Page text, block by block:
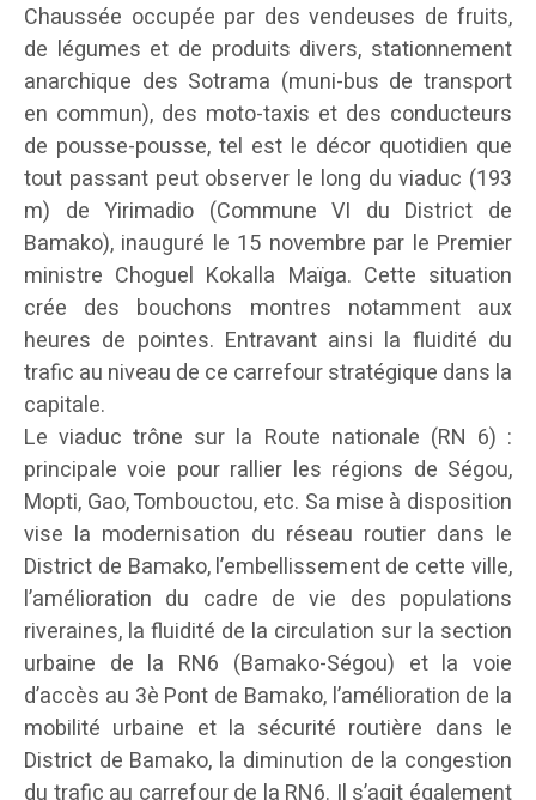
Chaussée occupée par des vendeuses de fruits,
de légumes et de produits divers, stationnement
anarchique des Sotrama (muni-bus de transport
en commun), des moto-taxis et des conducteurs
de pousse-pousse, tel est le décor quotidien que
tout passant peut observer le long du viaduc (193
m) de Yirimadio (Commune VI du District de
Bamako), inauguré le 15 novembre par le Premier
ministre Choguel Kokalla Maïga. Cette situation
crée des bouchons montres notamment aux
heures de pointes. Entravant ainsi la fluidité du
trafic au niveau de ce carrefour stratégique dans la
capitale.
Le viaduc trône sur la Route nationale (RN 6) :
principale voie pour rallier les régions de Ségou,
Mopti, Gao, Tombouctou, etc. Sa mise à disposition
vise la modernisation du réseau routier dans le
District de Bamako, l’embellissement de cette ville,
l’amélioration du cadre de vie des populations
riveraines, la fluidité de la circulation sur la section
urbaine de la RN6 (Bamako-Ségou) et la voie
d’accès au 3è Pont de Bamako, l’amélioration de la
mobilité urbaine et la sécurité routière dans le
District de Bamako, la diminution de la congestion